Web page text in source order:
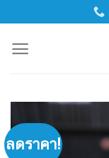
content
ลดราคา!